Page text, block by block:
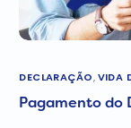
DECLARAÇÃO,VIDA
Pagamento do